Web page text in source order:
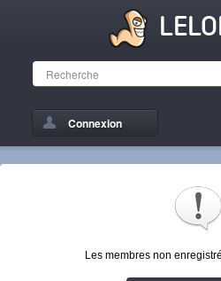
Connexion
Les membres non